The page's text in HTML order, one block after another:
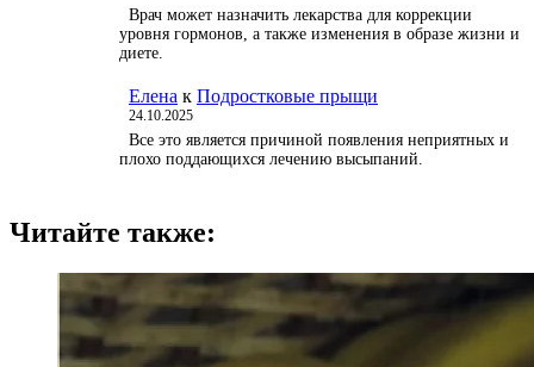
Врач может назначить лекарства для коррекции
уровня гормонов, а также изменения в образе жизни и
диете.
Елена к Подростковые прыщи
24.10.2025
Все это является причиной появления неприятных и
плохо поддающихся лечению высыпаний.
Читайте также: